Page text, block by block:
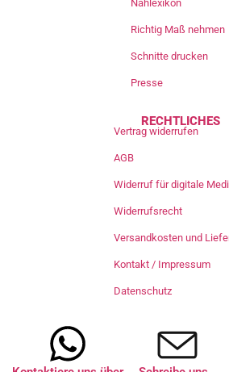
Nählexikon
Richtig Maß nehmen
Schnitte drucken
Presse
RECHTLICHES
Vertrag widerrufen
AGB
Widerruf für digitale
Widerrufsrecht
Versandkosten und
Kontakt / Impressum
Datenschutz